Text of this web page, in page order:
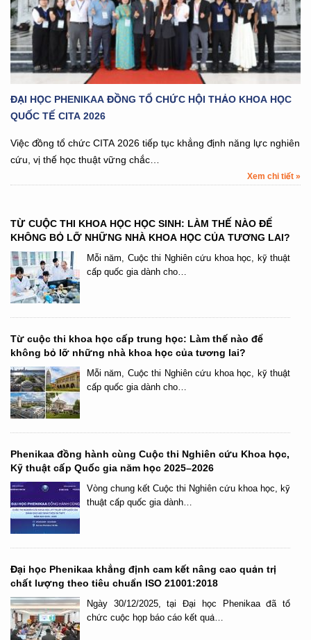
TỪ CUỘC THI KHOA HỌC HỌC SINH: LÀM THẾ NÀO ĐỂ
KHÔNG BỎ LỠ NHỮNG NHÀ KHOA HỌC CỦA TƯƠNG LAI?
Mỗi năm, Cuộc thi Nghiên cứu khoa học, kỹ thuật
cấp quốc gia dành cho…
Từ cuộc thi khoa học cấp trung học: Làm thế nào để
không bỏ lỡ những nhà khoa học của tương lai?
Mỗi năm, Cuộc thi Nghiên cứu khoa học, kỹ thuật
cấp quốc gia dành cho…
Phenikaa đồng hành cùng Cuộc thi Nghiên cứu Khoa học,
Kỹ thuật cấp Quốc gia năm học 2025–2026
Vòng chung kết Cuộc thi Nghiên cứu khoa học, kỹ
thuật cấp quốc gia dành…
Đại học Phenikaa khẳng định cam kết nâng cao quản trị
chất lượng theo tiêu chuẩn ISO 21001:2018
Ngày 30/12/2025, tại Đại học Phenikaa đã tổ
chức cuộc họp báo cáo kết quả…
ĐẠI HỌC PHENIKAA ĐỒNG TỔ CHỨC HỘI THẢO KHOA HỌC
QUỐC TẾ CITA 2026
Việc đồng tổ chức CITA 2026 tiếp tục khẳng định năng lực nghiên
cứu, vị thế học thuật vững chắc…
Xem chi tiết »